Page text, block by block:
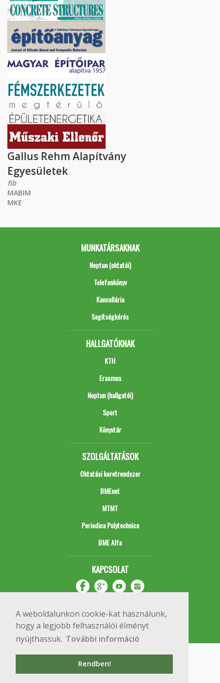
A weboldalunkon cookie-kat használunk,
hogy a legjobb felhasználói élményt
nyújthassuk. További információ
Rendben!
Gallus Rehm Alapítvány
Egyesületek
fib
MABIM
MKE
MUNKATÁRSAKNAK
Neptun (oktatói)
Telefonkönyv
Kancellária
Segítségkérés
HALLGATÓKNAK
KTH
Erasmus
Neptun (hallgatói)
Sport
Könyvtár
SZOLGÁLTATÁSOK
Oktatási keretrendszer
BMEnet
MTMT
Periodica Polytechnica
BME Alfa
KAPCSOLAT
Copyright © 2020 BME Építőmérnöki Kar
1111 Budapest, Műegyetem rkp. 3.